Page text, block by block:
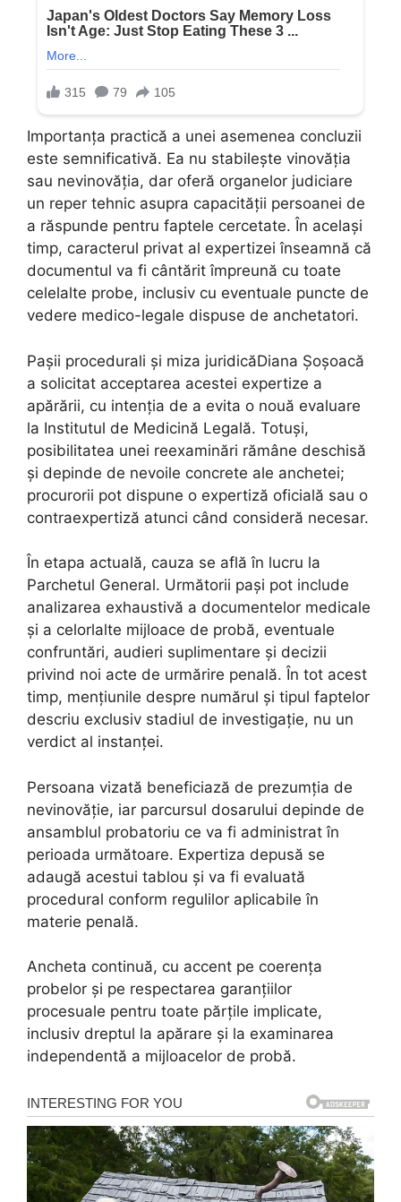
Importanța practică a unei asemenea concluzii
este semnificativă. Ea nu stabilește vinovăția
sau nevinovăția, dar oferă organelor judiciare
un reper tehnic asupra capacității persoanei de
a răspunde pentru faptele cercetate. În același
timp, caracterul privat al expertizei înseamnă că
documentul va fi cântărit împreună cu toate
celelalte probe, inclusiv cu eventuale puncte de
vedere medico-legale dispuse de anchetatori.
Pașii procedurali și miza juridicăDiana Șoșoacă
a solicitat acceptarea acestei expertize a
apărării, cu intenția de a evita o nouă evaluare
la Institutul de Medicină Legală. Totuși,
posibilitatea unei reexaminări rămâne deschisă
și depinde de nevoile concrete ale anchetei;
procurorii pot dispune o expertiză oficială sau o
contraexpertiză atunci când consideră necesar.
În etapa actuală, cauza se află în lucru la
Parchetul General. Următorii pași pot include
analizarea exhaustivă a documentelor medicale
și a celorlalte mijloace de probă, eventuale
confruntări, audieri suplimentare și decizii
privind noi acte de urmărire penală. În tot acest
timp, mențiunile despre numărul și tipul faptelor
descriu exclusiv stadiul de investigație, nu un
verdict al instanței.
Persoana vizată beneficiază de prezumția de
nevinovăție, iar parcursul dosarului depinde de
ansamblul probatoriu ce va fi administrat în
perioada următoare. Expertiza depusă se
adaugă acestui tablou și va fi evaluată
procedural conform regulilor aplicabile în
materie penală.
Ancheta continuă, cu accent pe coerența
probelor și pe respectarea garanțiilor
procesuale pentru toate părțile implicate,
inclusiv dreptul la apărare și la examinarea
independentă a mijloacelor de probă.